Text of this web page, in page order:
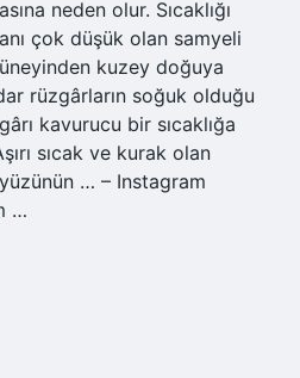
neden olur. Sıcaklığı
çok düşük olan samyeli
kuzey doğuya
rüzgârların soğuk olduğu
kavurucu bir sıcaklığa
sıcak ve kurak olan
… – Instagram
…